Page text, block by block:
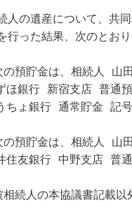
人の遺産について、共
行った結果、次のとおり
の預貯金は、相続人 山
銀行 新宿支店 普通
ょ銀行 通常貯金 記
の預貯金は、相続人 山
友銀行 中野支店 普
続人の本協議書記載